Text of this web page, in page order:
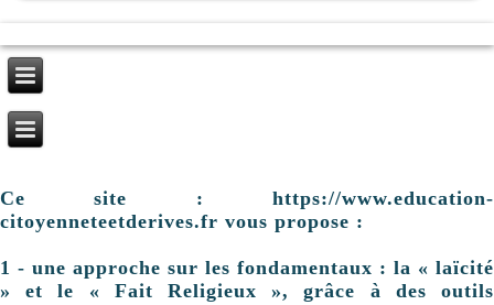
Ce site : https://www.education-
citoyenneteetderives.fr vous propose :
1 - une approche sur les fondamentaux : la « laïcité
» et le « Fait Religieux », grâce à des outils